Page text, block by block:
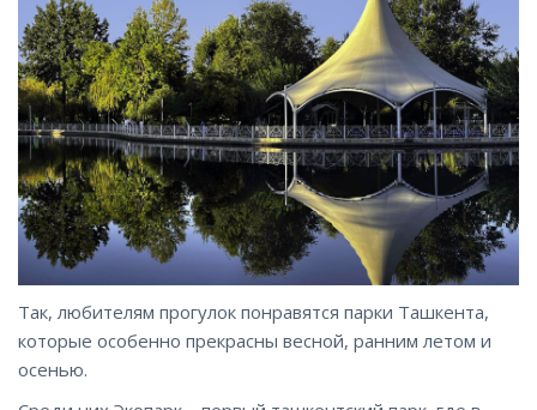
Так, любителям прогулок понравятся парки Ташкента,
которые особенно прекрасны весной, ранним летом и
осенью.